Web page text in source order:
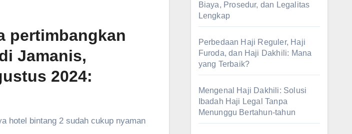
pertimbangkan
Jamanis,
2024:
hotel bintang 2 sudah cukup nyaman
Biaya, Prosedur, dan Legalitas
Lengkap
Perbedaan Haji Reguler, Haji
Furoda, dan Haji Dakhili: Mana
yang Terbaik?
Mengenal Haji Dakhili: Solusi
Ibadah Haji Legal Tanpa
Menunggu Bertahun-tahun